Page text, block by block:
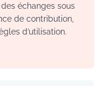
échanges sous
de contribution,
d’utilisation.